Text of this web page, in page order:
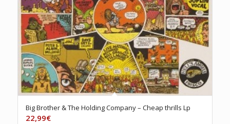
Big Brother & The Holding Company – Cheap thrills Lp
22,99€